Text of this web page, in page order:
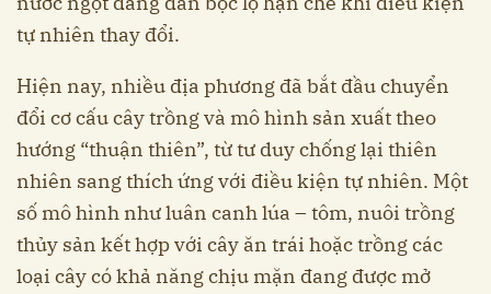
tự nhiên thay đổi.
Hiện nay, nhiều địa phương đã bắt đầu chuyển
đổi cơ cấu cây trồng và mô hình sản xuất theo
hướng “thuận thiên”, từ tư duy chống lại thiên
nhiên sang thích ứng với điều kiện tự nhiên. Một
số mô hình như luân canh lúa – tôm, nuôi trồng
thủy sản kết hợp với cây ăn trái hoặc trồng các
loại cây có khả năng chịu mặn đang được mở